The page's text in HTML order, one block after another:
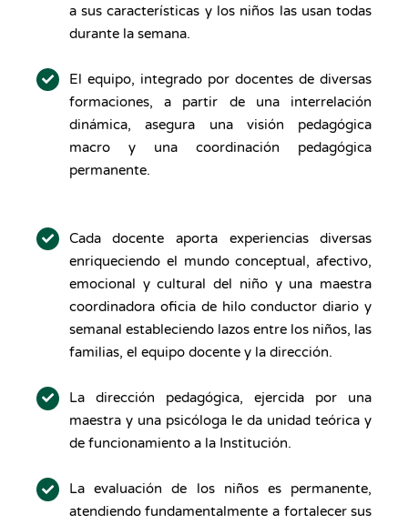
a sus características y los niños las usan todas
durante la semana.
El equipo, integrado por docentes de diversas
formaciones, a partir de una interrelación
dinámica, asegura una visión pedagógica
macro y una coordinación pedagógica
permanente.
Cada docente aporta experiencias diversas
enriqueciendo el mundo conceptual, afectivo,
emocional y cultural del niño y una maestra
coordinadora oficia de hilo conductor diario y
semanal estableciendo lazos entre los niños, las
familias, el equipo docente y la dirección.
La dirección pedagógica, ejercida por una
maestra y una psicóloga le da unidad teórica y
de funcionamiento a la Institución.
La evaluación de los niños es permanente,
atendiendo fundamentalmente a fortalecer sus